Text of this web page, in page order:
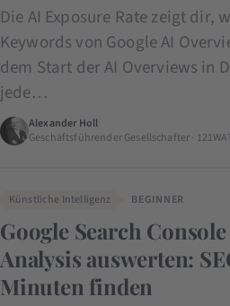
Die AI Exposure Rate zeigt dir,
Keywords von Google AI
dem Start der AI Overviews in
jede…
Alexander Holl
Geschäftsführender Gesellschafter ·
Künstliche Intelligenz BEGINNER
Google Search
Analysis auswerten:
Minuten finden